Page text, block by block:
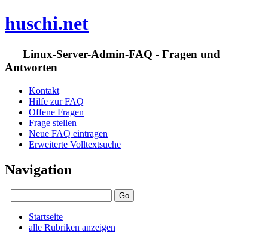
huschi.net
Linux-Server-Admin-FAQ - Fragen und
Antworten
Kontakt
Hilfe zur FAQ
Offene Fragen
Frage stellen
Neue FAQ eintragen
Erweiterte Volltextsuche
Navigation
Startseite
alle Rubriken anzeigen